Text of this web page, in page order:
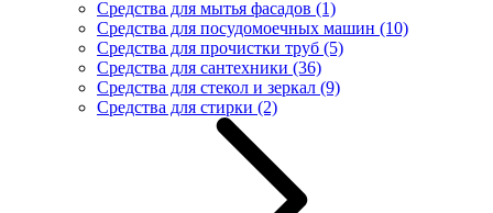
Средства для мытья фасадов (1)
Средства для посудомоечных машин (10)
Средства для прочистки труб (5)
Средства для сантехники (36)
Средства для стекол и зеркал (9)
Средства для стирки (2)